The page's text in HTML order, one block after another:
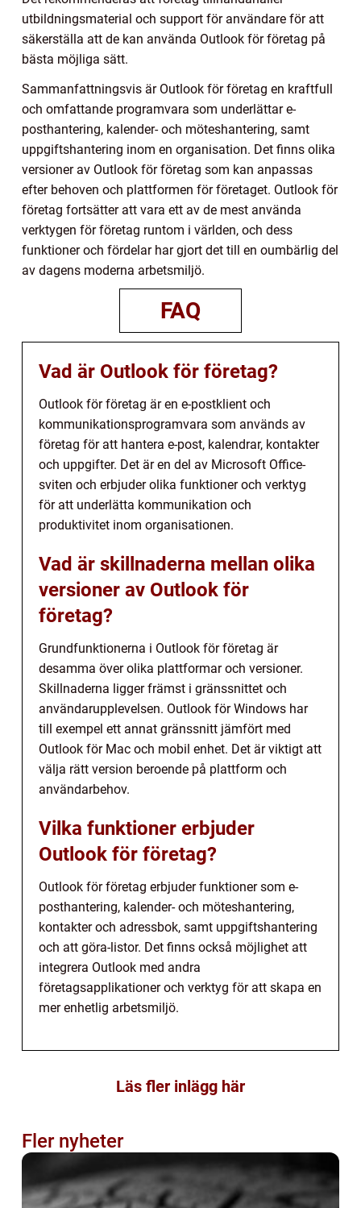
utbildningsmaterial och support för användare för att
säkerställa att de kan använda Outlook för företag på
bästa möjliga sätt.
Sammanfattningsvis är Outlook för företag en kraftfull
och omfattande programvara som underlättar e-
posthantering, kalender- och möteshantering, samt
uppgiftshantering inom en organisation. Det finns olika
versioner av Outlook för företag som kan anpassas
efter behoven och plattformen för företaget. Outlook för
företag fortsätter att vara ett av de mest använda
verktygen för företag runtom i världen, och dess
funktioner och fördelar har gjort det till en oumbärlig del
av dagens moderna arbetsmiljö.
FAQ
Vad är Outlook för företag?
Outlook för företag är en e-postklient och
kommunikationsprogramvara som används av
företag för att hantera e-post, kalendrar, kontakter
och uppgifter. Det är en del av Microsoft Office-
sviten och erbjuder olika funktioner och verktyg
för att underlätta kommunikation och
produktivitet inom organisationen.
Vad är skillnaderna mellan olika
versioner av Outlook för
företag?
Grundfunktionerna i Outlook för företag är
desamma över olika plattformar och versioner.
Skillnaderna ligger främst i gränssnittet och
användarupplevelsen. Outlook för Windows har
till exempel ett annat gränssnitt jämfört med
Outlook för Mac och mobil enhet. Det är viktigt att
välja rätt version beroende på plattform och
användarbehov.
Vilka funktioner erbjuder
Outlook för företag?
Outlook för företag erbjuder funktioner som e-
posthantering, kalender- och möteshantering,
kontakter och adressbok, samt uppgiftshantering
och att göra-listor. Det finns också möjlighet att
integrera Outlook med andra
företagsapplikationer och verktyg för att skapa en
mer enhetlig arbetsmiljö.
Läs fler inlägg här
Fler nyheter